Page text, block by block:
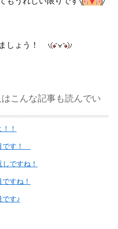
しょう！
こんな記事も読んでい
！
です！
ですね！
すね！
す♪